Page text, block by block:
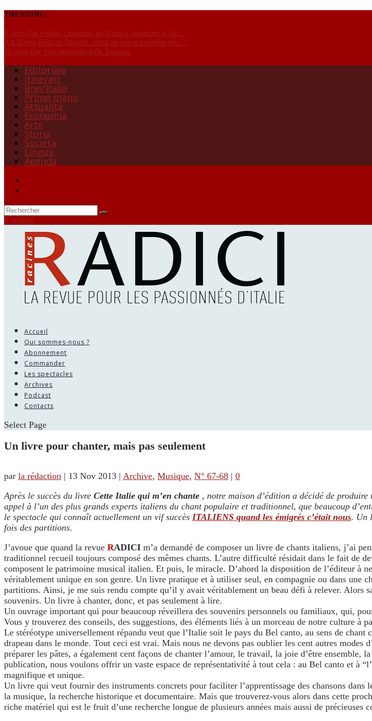
TRENDING:
È vero che è stato Leonardo da Vinci a inventare la bic...
AS Roma-Réal de Madrid : droit au but et contrôle très ...
10 cose che non sapevate della Toscana
Editoriale
Itinerari
Brev’Italia
Primo piano
Attualità
Economia
Arte
Storia
Società
Lingua
Agenda
0 produit
Accueil
Qui sommes-nous ?
Abonnement
Commander
Les spectacles
Archives
Podcast
Contacts
Select Page
Un livre pour chanter, mais pas seulement
par la rédaction | 13 Nov 2013 | Archive, Musique, N° 67-68 | 0
Après le succès du livre Cette Italie qui m’en chante , notre maison d’édition a décidé de
appel à l’un des plus grands experts italiens du chant populaire et traditionnel, que beaucoup
le spectacle qui connaît actuellement un vif succès ITALIENS quand les émigrés c’était nous. Un
fois des partitions.
J’avoue que quand la revue RADICI m’a demandé de composer un livre de chants italiens, j’ai
traditionnel recueil toujours composé des mêmes chants. L’autre difficulté résidait dans le fait de
composent le patrimoine musical italien. Et puis, le miracle. D’abord la disposition de l’éditeur à
véritablement unique en son genre. Un livre pratique et à utiliser seul, en compagnie ou dans une
partitions. Ainsi, je me suis rendu compte qu’il y avait véritablement un beau défi à relever. Alors
souvenirs. Un livre à chanter, donc, et pas seulement à lire.
Un ouvrage important qui pour beaucoup réveillera des souvenirs personnels ou familiaux, qui,
Vous y trouverez des conseils, des suggestions, des éléments liés à un morceau de notre culture à
Le stéréotype universellement répandu veut que l’Italie soit le pays du Bel canto, au sens de
drapeau dans le monde. Tout ceci est vrai. Mais nous ne devons pas oublier les cent autres modes
préparer les pâtes, a également cent façons de chanter l’amour, le travail, la joie d’être
publication, nous voulons offrir un vaste espace de représentativité à tout cela : au Bel canto et à
magnifique et unique.
Un livre qui veut fournir des instruments concrets pour faciliter l’apprentissage des chansons
la musique, la recherche historique et documentaire. Mais que trouverez-vous alors dans cette
riche matériel qui est le fruit d’une recherche longue de plusieurs années mais aussi de précieuses